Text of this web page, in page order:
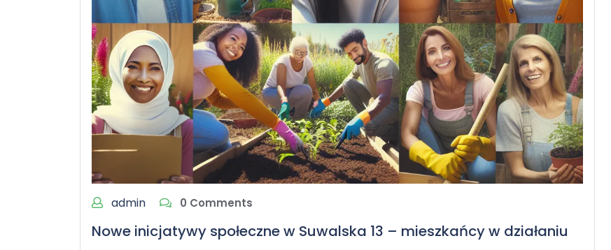
admin 0 Comments
Nowe inicjatywy społeczne w Suwalska 13 – mieszkańcy w działaniu